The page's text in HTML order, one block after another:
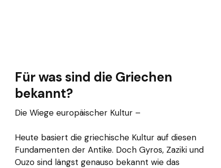
Für was sind die Griechen
bekannt?
Die Wiege europäischer Kultur –
Heute basiert die griechische Kultur auf diesen
Fundamenten der Antike. Doch Gyros, Zaziki und
Ouzo sind längst genauso bekannt wie das